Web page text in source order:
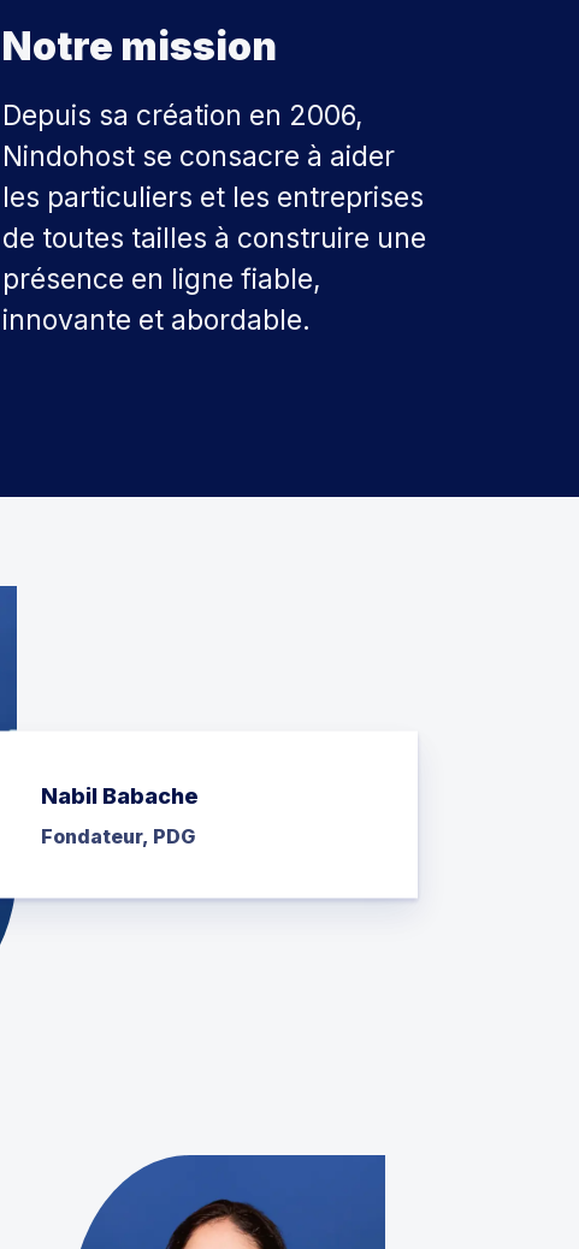
Notre mission
Depuis sa création en 2006,
Nindohost se consacre à aider
les particuliers et les entreprises
de toutes tailles à construire une
présence en ligne fiable,
innovante et abordable.
Nabil Babache
Fondateur, PDG